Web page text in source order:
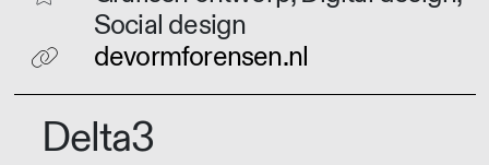
Social design
devormforensen.nl
Delta3